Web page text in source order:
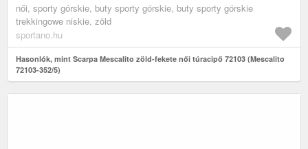
női, sporty górskie, buty sporty górskie, buty sporty górskie
trekkingowe niskie, zöld
sportano.hu
Hasonlók, mint Scarpa Mescalito zöld-fekete női túracipő 72103 (Mescalito
72103-352/5)